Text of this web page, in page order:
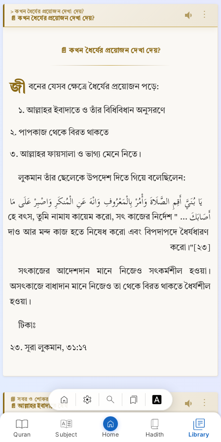
Quran Subject Home Hadith Library
> কখন ধৈর্যের প্রয়োজন দেখা দেয়?
📄 কখন ধৈর্যের প্রয়োজন দেখা দেয়? ⋮
📄 কখন ধৈর্যের প্রয়োজন দেখা দেয়?
জী বনের যেসব ক্ষেত্রে ধৈর্যের প্রয়োজন পড়ে:
১. আল্লাহর ইবাদাতে ও তাঁর বিধিবিধান অনুসরণে
২. পাপকাজ থেকে বিরত থাকতে
৩. আল্লাহর ফায়সালা ও ভাগ্য মেনে নিতে।
লুকমান তাঁর ছেলেকে উপদেশ দিতে গিয়ে বলেছিলেন:
أَصَابَكَ ... "হে বৎস, তুমি নামায কায়েম করো, সৎ কাজের নির্দেশ
দাও আর মন্দ কাজ হতে নিষেধ করো এবং বিপদাপদে ধৈর্যধারণ
করো।"[২৩]
সৎকাজের আদেশদান মানে নিজেও সৎকর্মশীল হওয়া।
অসৎকাজে বাধাদান মানে নিজেও তা থেকে বিরত থাকতে ধৈর্যশীল
হওয়া।
টিকাঃ
২৩. সূরা লুকমান, ৩১:১৭
📘 সবর ও শোকর
📄 আল্লাহর ইবাদাতে ধৈর্য ⋮
Copy